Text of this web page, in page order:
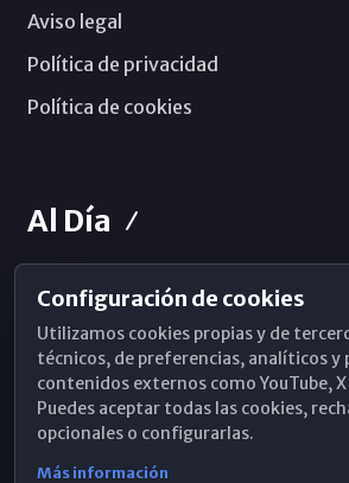
Aviso legal
Política de privacidad
Política de cookies
Al Día
Horarios de Misa
Hemeroteca
WhatsApp
Configuración de cookies
Utilizamos cookies propias y de
técnicos, de preferencias, analíticos y
contenidos externos como YouTube,
Puedes aceptar todas las cookies,
opcionales o configurarlas.
Más información